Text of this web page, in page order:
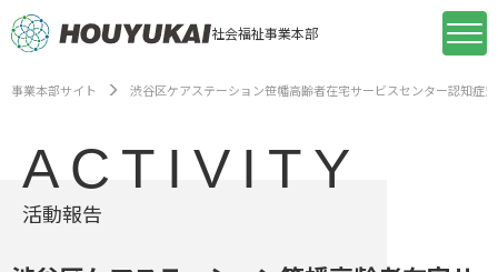
社会福祉事業本部
事業本部サイト 渋谷区ケアステーション笹幡高齢者在宅サービスセンター認知症
ACTIVITY
活動報告